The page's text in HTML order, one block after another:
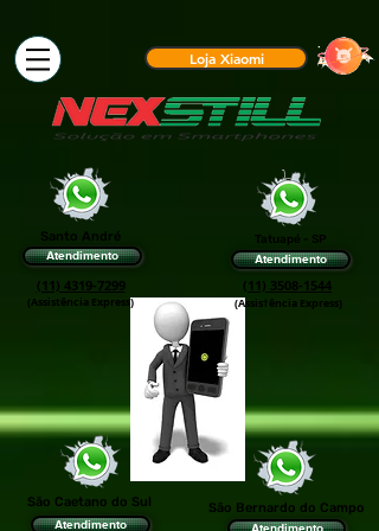
Loja Xiaomi
Santo André
Atendimento
(11) 4319-7299
(Assistência Express)
Tatuapé - SP
Atendimento
(11) 3508-1544
(Assis†ência Express)
São Bernardo do Campo
Atendimento
São Caetano do Sul
Atendimento